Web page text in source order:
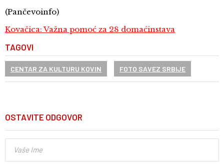
(Pančevoinfo)
Kovačica: Važna pomoć za 28 domaćinstava
TAGOVI
CENTAR ZA KULTURU KOVIN FOTO SAVEZ SRBIJE
OSTAVITE ODGOVOR